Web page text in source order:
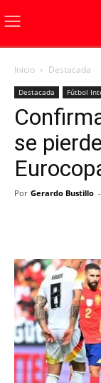
Inicio Destacada
Destacada Fútbol
se
Por Gerardo Bustillo -